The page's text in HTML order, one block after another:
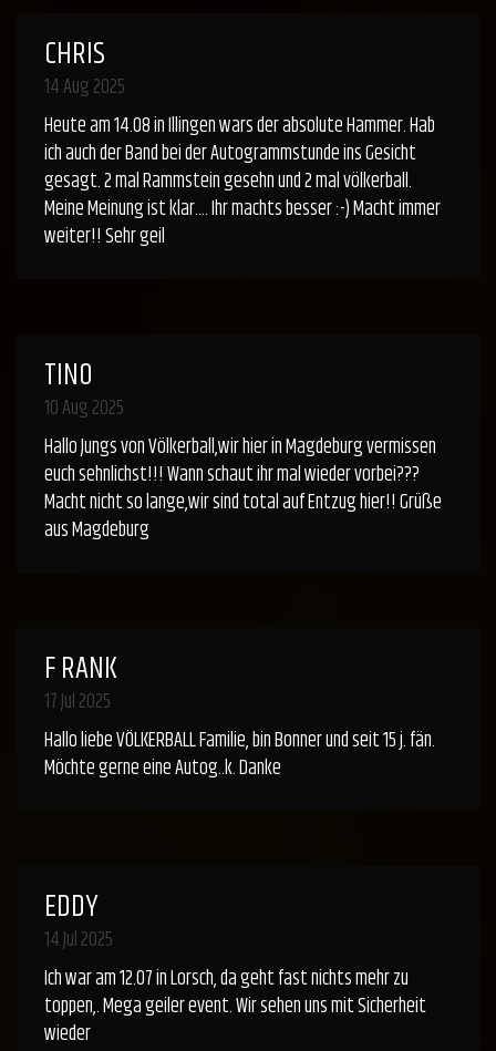
CHRIS
14 Aug 2025
Heute am 14.08 in Illingen wars der absolute Hammer. Hab
ich auch der Band bei der Autogrammstunde ins Gesicht
gesagt. 2 mal Rammstein gesehn und 2 mal völkerball.
Meine Meinung ist klar…. Ihr machts besser :-) Macht immer
weiter!! Sehr geil
TINO
10 Aug 2025
Hallo Jungs von Völkerball,wir hier in Magdeburg vermissen
euch sehnlichst!!! Wann schaut ihr mal wieder vorbei???
Macht nicht so lange,wir sind total auf Entzug hier!! Grüße
aus Magdeburg
F RANK
17 Jul 2025
Hallo liebe VÖLKERBALL Familie, bin Bonner und seit 15 j. fän.
Möchte gerne eine Autog..k. Danke
EDDY
14 Jul 2025
Ich war am 12.07 in Lorsch, da geht fast nichts mehr zu
toppen,. Mega geiler event. Wir sehen uns mit Sicherheit
wieder